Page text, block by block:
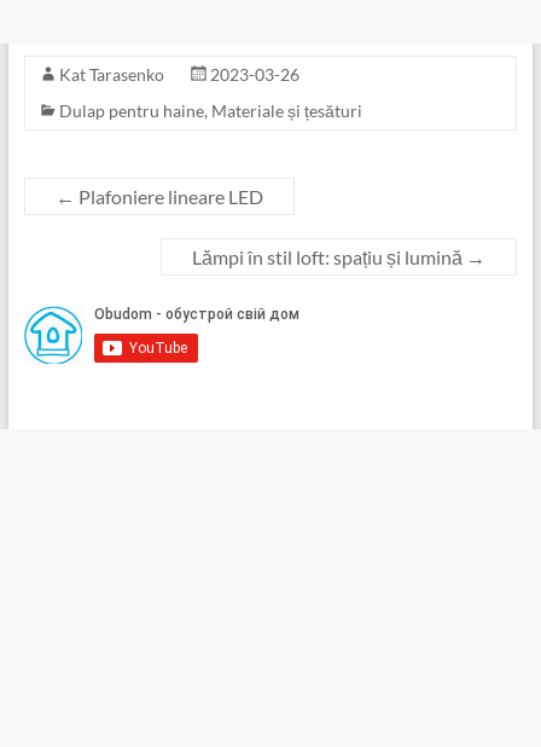
Kat Tarasenko
2023-03-26
Dulap pentru haine, Materiale și țesături
← Plafoniere lineare LED
Lămpi în stil loft: spațiu și lumină →